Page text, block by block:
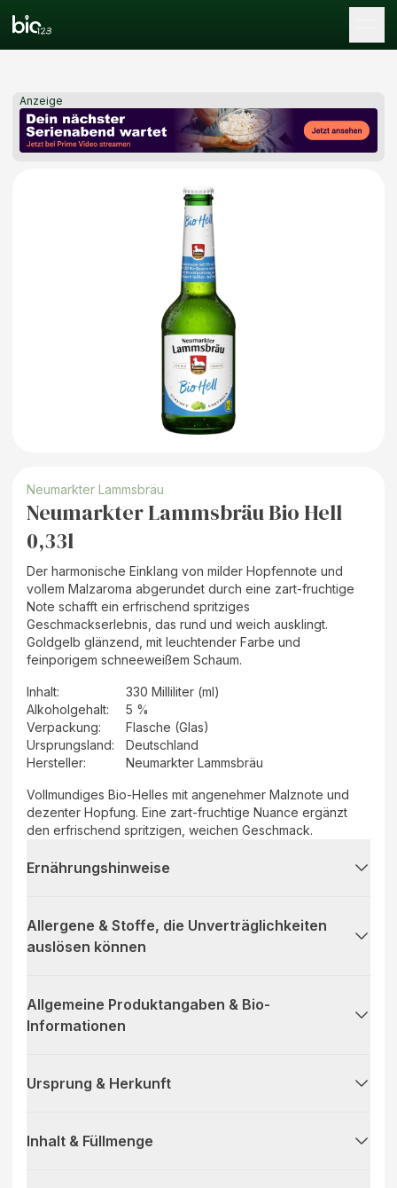
Anzeige
Neumarkter Lammsbräu
Neumarkter Lammsbräu Bio Hell
0,33l
Der harmonische Einklang von milder Hopfennote und
vollem Malzaroma abgerundet durch eine zart-fruchtige
Note schafft ein erfrischend spritziges
Geschmackserlebnis, das rund und weich ausklingt.
Goldgelb glänzend, mit leuchtender Farbe und
feinporigem schneeweißem Schaum.
Inhalt:
330 Milliliter (ml)
Alkoholgehalt:
5 %
Verpackung:
Flasche (Glas)
Ursprungsland:
Deutschland
Hersteller: Neumarkter Lammsbräu
Vollmundiges Bio-Helles mit angenehmer Malznote und
dezenter Hopfung. Eine zart-fruchtige Nuance ergänzt
den erfrischend spritzigen, weichen Geschmack.
Ernährungshinweise
Allergene & Stoffe, die Unverträglichkeiten
auslösen können
Allgemeine Produktangaben & Bio-
Informationen
Ursprung & Herkunft
Inhalt & Füllmenge